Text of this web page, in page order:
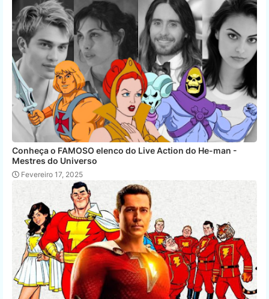
Conheça o FAMOSO elenco do Live Action do He-man -
Mestres do Universo
Fevereiro 17, 2025